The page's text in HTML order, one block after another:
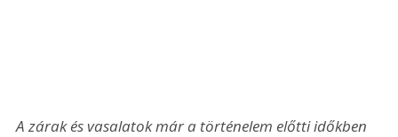
A zárak és vasalatok már a történelem előtti időkben